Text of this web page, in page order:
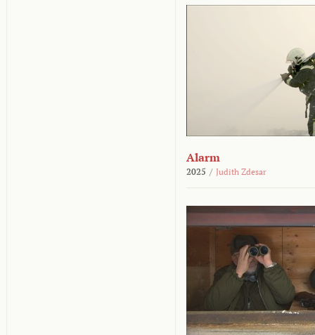
Alarm
2025 / Judith Zdesar